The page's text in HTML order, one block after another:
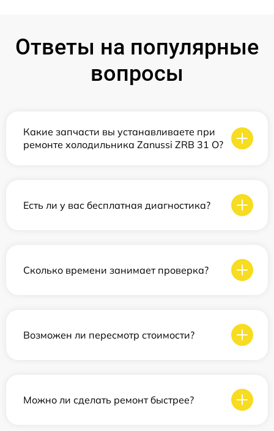
Ответы на популярные
вопросы
Какие запчасти вы устанавливаете при
ремонте холодильника Zanussi ZRB 31 O?
Есть ли у вас бесплатная диагностика?
Сколько времени занимает проверка?
Возможен ли пересмотр стоимости?
Можно ли сделать ремонт быстрее?